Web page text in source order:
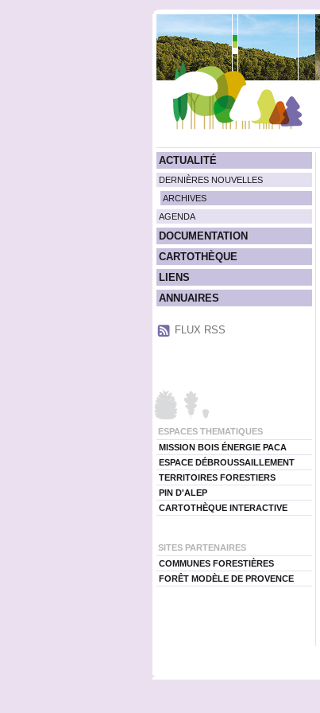
ACTUALITÉ
DERNIÈRES NOUVELLES
ARCHIVES
AGENDA
DOCUMENTATION
CARTOTHÈQUE
LIENS
ANNUAIRES
FLUX RSS
ESPACES THEMATIQUES
MISSION BOIS ÉNERGIE PACA
ESPACE DÉBROUSSAILLEMENT
TERRITOIRES FORESTIERS
PIN D'ALEP
CARTOTHÈQUE INTERACTIVE
SITES PARTENAIRES
COMMUNES FORESTIÈRES
FORÊT MODÈLE DE PROVENCE